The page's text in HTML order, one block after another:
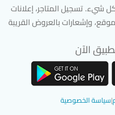
تسجيل المتاجر، إعلانات
وإشعارات بالعروض القريبة
الآن
|سياسة الخصوصية